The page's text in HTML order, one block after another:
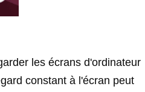
les écrans d'ordinateur
constant à l'écran peut